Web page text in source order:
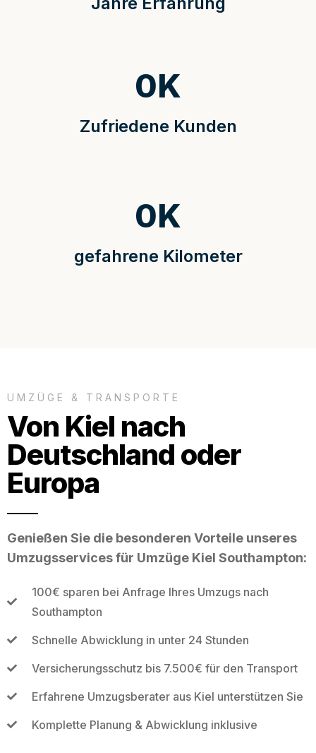
Zufriedene Kunden
0K
gefahrene Kilometer
0K
UMZÜGE & TRANSPORTE
Von Kiel nach
Deutschland oder
Europa
Genießen Sie die besonderen Vorteile unseres
Umzugsservices für Umzüge Kiel Southampton:
100€ sparen bei Anfrage Ihres Umzugs nach
Southampton
Schnelle Abwicklung in unter 24 Stunden
Versicherungsschutz bis 7.500€ für den Transport
Erfahrene Umzugsberater aus Kiel unterstützen Sie
Komplette Planung & Abwicklung inklusive